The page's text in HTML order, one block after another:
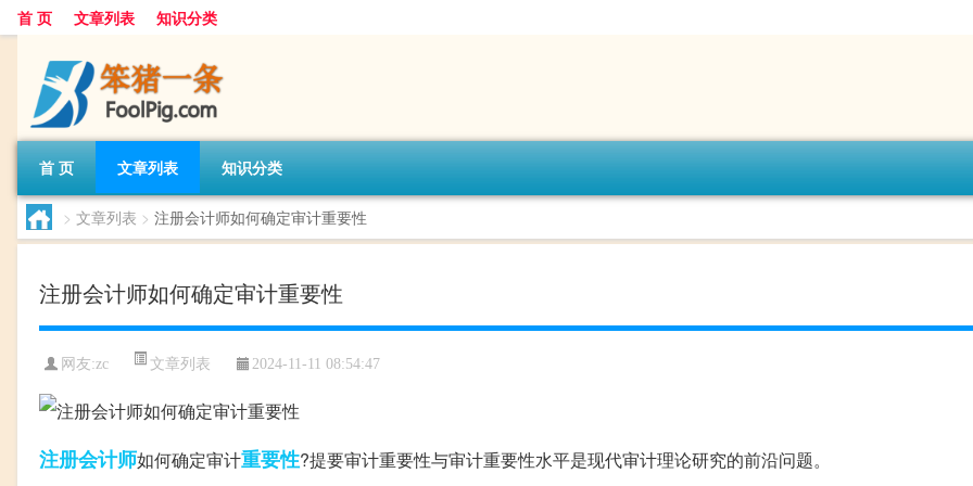
首 页 文章列表 知识分类
首 页 文章列表 知识分类
> 文章列表 > 注册会计师如何确定审计重要性
注册会计师如何确定审计重要性
网友:zc 文章列表 2024-11-11 08:54:47
注册会计师如何确定审计重要性?提要审计重要性与审计重要性水平是现代审计理论研究的前沿问题。